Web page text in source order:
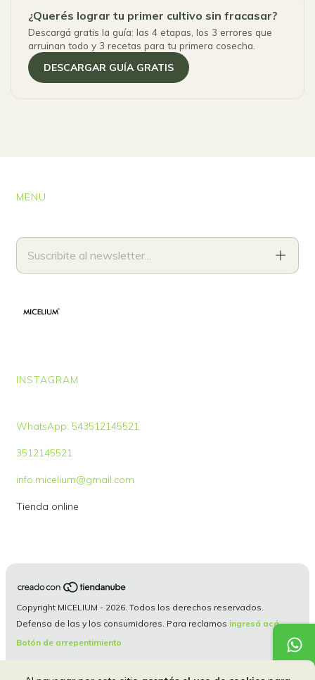
¿Querés lograr tu primer cultivo sin fracasar?
Descargá gratis la guía: las 4 etapas, los 3 errores que
arruinan todo y 3 recetas para tu primera cosecha.
DESCARGAR GUÍA GRATIS
MENU
INSTAGRAM
WhatsApp: 543512145521
3512145521
info.micelium@gmail.com
Tienda online
Copyright MICELIUM - 2026. Todos los derechos reservados.
Defensa de las y los consumidores. Para reclamos ingresá acá.
Botón de arrepentimiento